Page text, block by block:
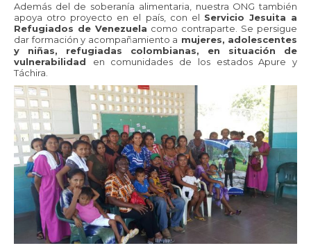
Además del de soberanía alimentaria, nuestra ONG también
apoya otro proyecto en el país, con el Servicio Jesuita a
Refugiados de Venezuela como contraparte. Se persigue
dar formación y acompañamiento a mujeres, adolescentes
y niñas, refugiadas colombianas, en situación de
vulnerabilidad en comunidades de los estados Apure y
Táchira.